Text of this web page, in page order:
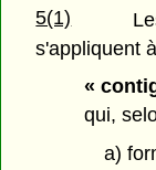
5(1)
s'appliquent
«
qui,
a)